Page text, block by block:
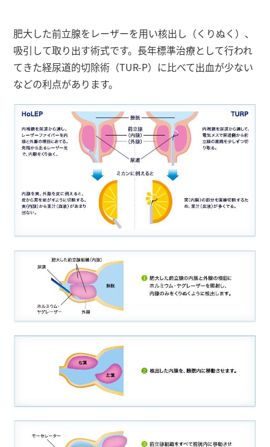
肥大した前立腺をレーザーを用い核出し（くりぬく）、
吸引して取り出す術式です。長年標準治療として行われ
てきた経尿道的切除術（TUR-P）に比べて出血が少ない
などの利点があります。